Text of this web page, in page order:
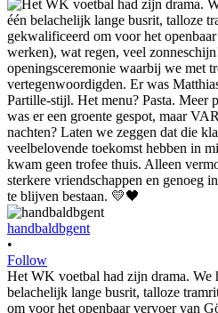
handbaldbgent
•
Follow
Het WK voetbal had zijn drama. We
belachelijk lange busrit, talloze
om voor het openbaar vervoer van